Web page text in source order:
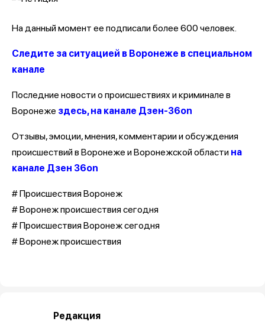
На данный момент ее подписали более 600 человек.
Следите за ситуацией в Воронеже в специальном
канале
Последние новости о происшествиях и криминале в
Воронеже здесь, на канале Дзен-36on
Отзывы, эмоции, мнения, комментарии и обсуждения
происшествий в Воронеже и Воронежской области на
канале Дзен 36on
# Происшествия Воронеж
# Воронеж происшествия сегодня
# Происшествия Воронеж сегодня
# Воронеж происшествия
Редакция